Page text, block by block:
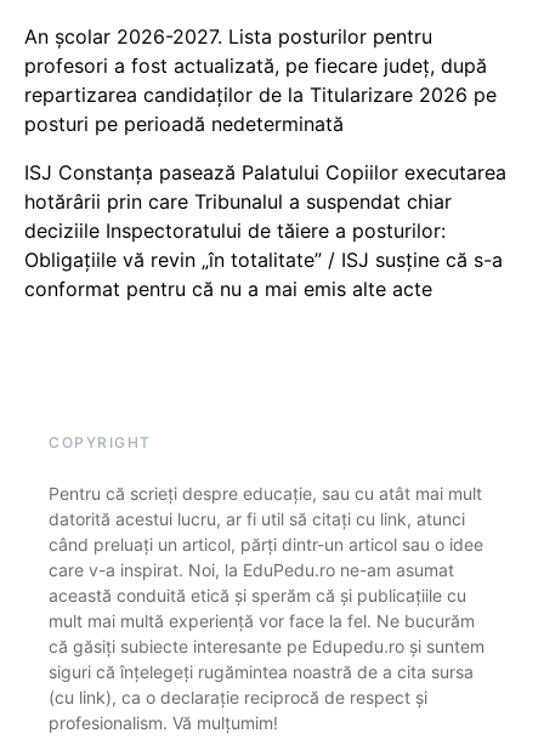
An școlar 2026-2027. Lista posturilor pentru
profesori a fost actualizată, pe fiecare județ, după
repartizarea candidaților de la Titularizare 2026 pe
posturi pe perioadă nedeterminată
ISJ Constanța pasează Palatului Copiilor executarea
hotărârii prin care Tribunalul a suspendat chiar
deciziile Inspectoratului de tăiere a posturilor:
Obligațiile vă revin „în totalitate” / ISJ susține că s-a
conformat pentru că nu a mai emis alte acte
COPYRIGHT
Pentru că scrieți despre educație, sau cu atât mai mult
datorită acestui lucru, ar fi util să citați cu link, atunci
când preluați un articol, părți dintr-un articol sau o idee
care v-a inspirat. Noi, la EduPedu.ro ne-am asumat
această conduită etică și sperăm că și publicațiile cu
mult mai multă experiență vor face la fel. Ne bucurăm
că găsiți subiecte interesante pe Edupedu.ro și suntem
siguri că înțelegeți rugămintea noastră de a cita sursa
(cu link), ca o declarație reciprocă de respect și
profesionalism. Vă mulțumim!